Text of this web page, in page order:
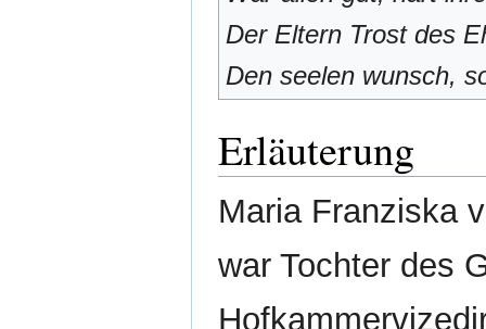
Der Eltern Trost des
Den seelen wunsch,
Erläuterung
Maria Franziska
war Tochter des